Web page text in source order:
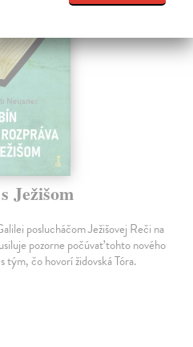
Ježišom
poslucháčom Ježišovej Reči na
pozorne počúvať tohto nového
tým, čo hovorí židovská Tóra.